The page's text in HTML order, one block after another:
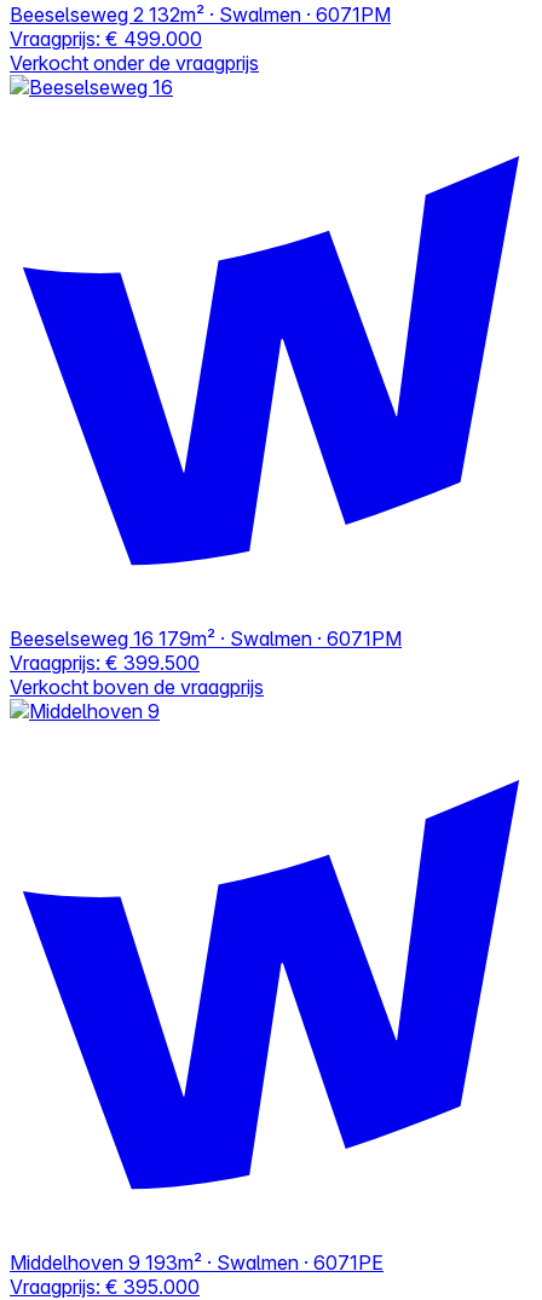
Beeselseweg 2 132m² · Swalmen · 6071PM
Vraagprijs: € 499.000
Verkocht onder de vraagprijs
Beeselseweg 16 179m² · Swalmen · 6071PM
Vraagprijs: € 399.500
Verkocht boven de vraagprijs
Middelhoven 9 193m² · Swalmen · 6071PE
Vraagprijs: € 395.000